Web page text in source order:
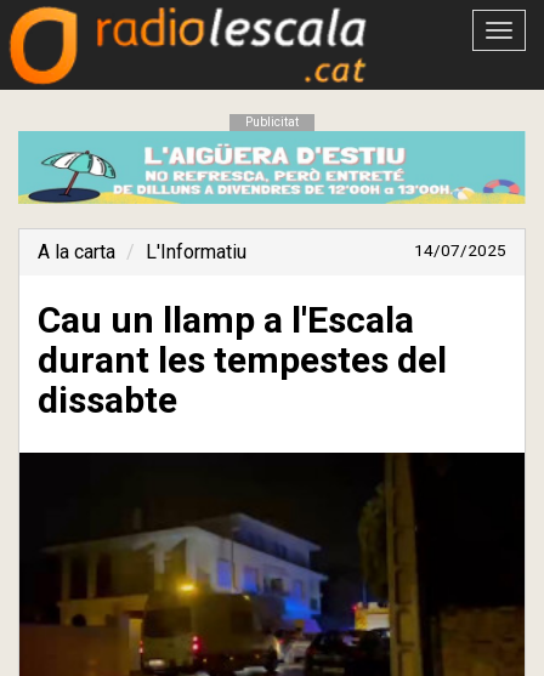
Obrir
Publicitat
A la carta L'Informatiu 14/07/2025
Cau un llamp a l'Escala
durant les tempestes del
dissabte